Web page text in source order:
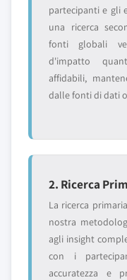
partecipanti e gli
una ricerca
fonti globali
d'impatto
affidabili,
dalle fonti di dati
2. Ricerca
La ricerca
nostra
agli insight
con i
accuratezza e